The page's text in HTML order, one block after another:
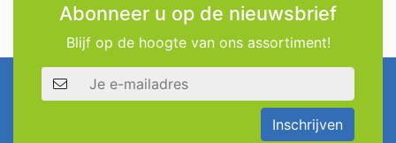
Abonneer u op de nieuwsbrief
Blijf op de hoogte van ons assortiment!
E-mailadres
Inschrijven